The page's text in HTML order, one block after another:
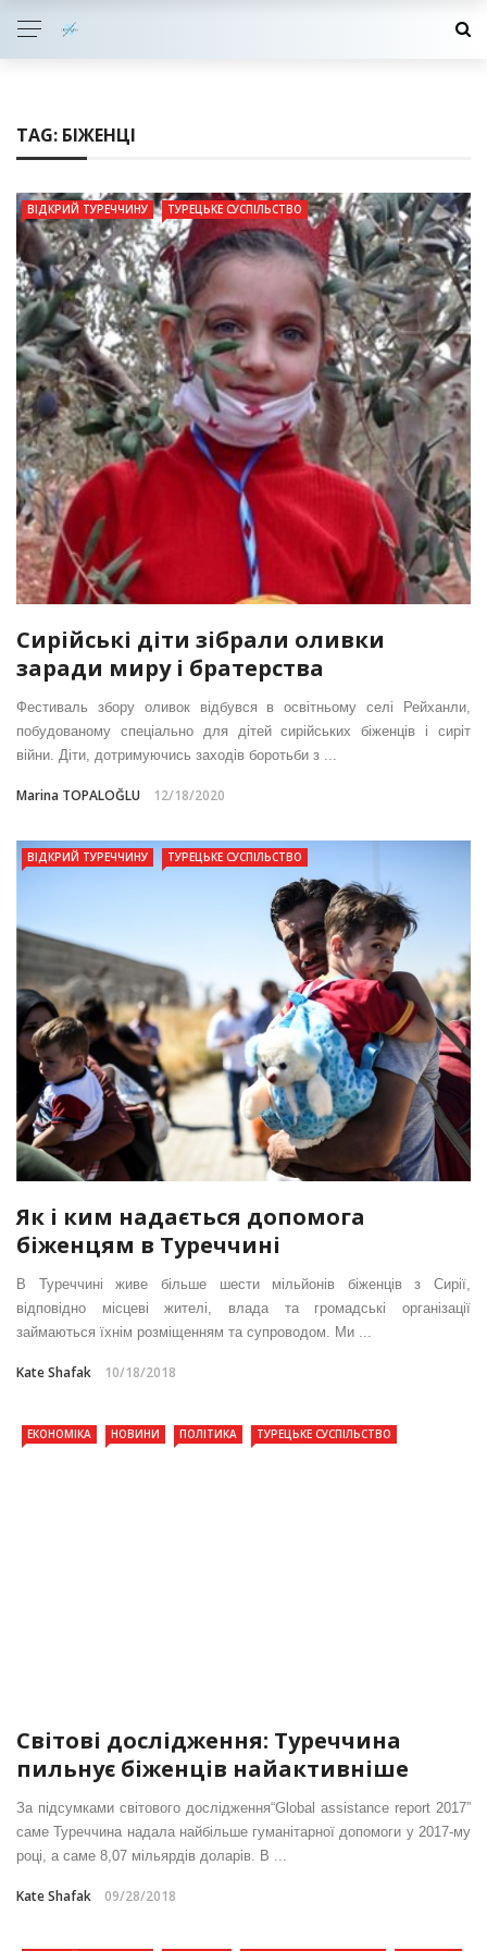
TAG: БІЖЕНЦІ
ВІДКРИЙ ТУРЕЧЧИНУ ТУРЕЦЬКЕ СУСПІЛЬСТВО
Сирійські діти зібрали оливки
заради миру і братерства
Фестиваль збору оливок відбувся в освітньому селі Рейханли,
побудованому спеціально для дітей сирійських біженців і сиріт
війни. Діти, дотримуючись заходів боротьби з ...
Marina TOPALOĞLU 12/18/2020
ВІДКРИЙ ТУРЕЧЧИНУ ТУРЕЦЬКЕ СУСПІЛЬСТВО
Як і ким надається допомога
біженцям в Туреччині
В Туреччині живе більше шести мільйонів біженців з Сирії,
відповідно місцеві жителі, влада та громадські організації
займаються їхнім розміщенням та супроводом. Ми ...
Kate Shafak 10/18/2018
ЕКОНОМІКА НОВИНИ ПОЛІТИКА ТУРЕЦЬКЕ СУСПІЛЬСТВО
Світові дослідження: Туреччина
пильнує біженців найактивніше
За підсумками світового дослідження“Global assistance report 2017”
саме Туреччина надала найбільше гуманітарної допомоги у 2017-му
році, а саме 8,07 мільярдів доларів. В ...
Kate Shafak 09/28/2018